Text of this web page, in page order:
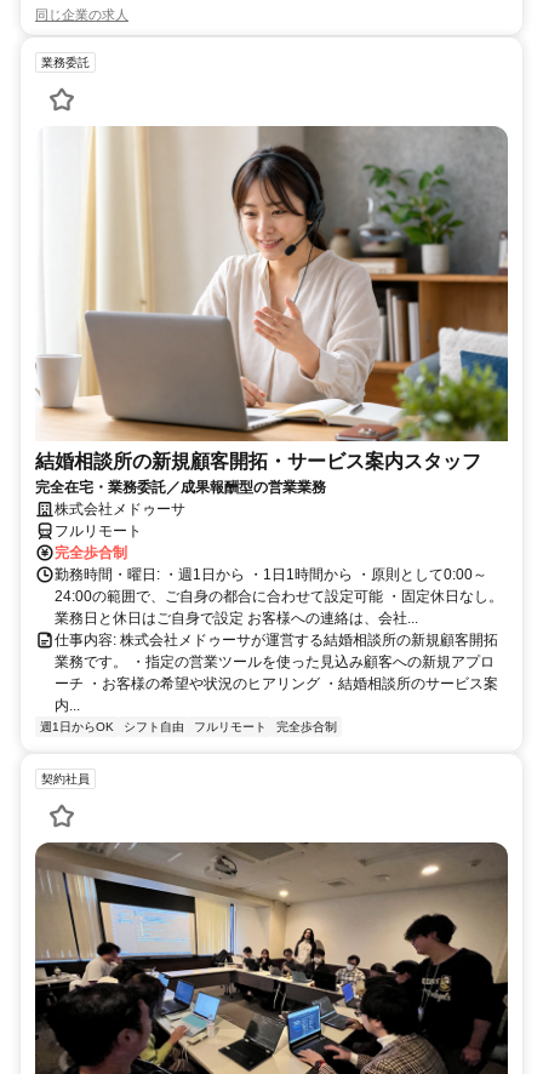
同じ企業の求人
業務委託
結婚相談所の新規顧客開拓・サービス案内スタッフ
完全在宅・業務委託／成果報酬型の営業業務
株式会社メドゥーサ
フルリモート
完全歩合制
勤務時間・曜日: ・週1日から ・1日1時間から ・原則として0:00～
24:00の範囲で、ご自身の都合に合わせて設定可能 ・固定休日なし。
業務日と休日はご自身で設定 お客様への連絡は、会社...
仕事内容: 株式会社メドゥーサが運営する結婚相談所の新規顧客開拓
業務です。 ・指定の営業ツールを使った見込み顧客への新規アプロ
ーチ ・お客様の希望や状況のヒアリング ・結婚相談所のサービス案
内...
週1日からOK シフト自由 フルリモート 完全歩合制
契約社員